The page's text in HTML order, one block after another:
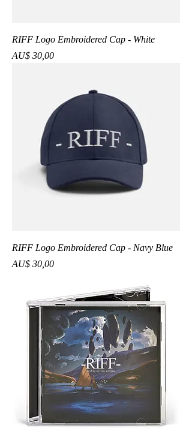
RIFF Logo Embroidered Cap - White
Preço
AU$ 30,00
RIFF Logo Embroidered Cap - Navy Blue
Preço
AU$ 30,00